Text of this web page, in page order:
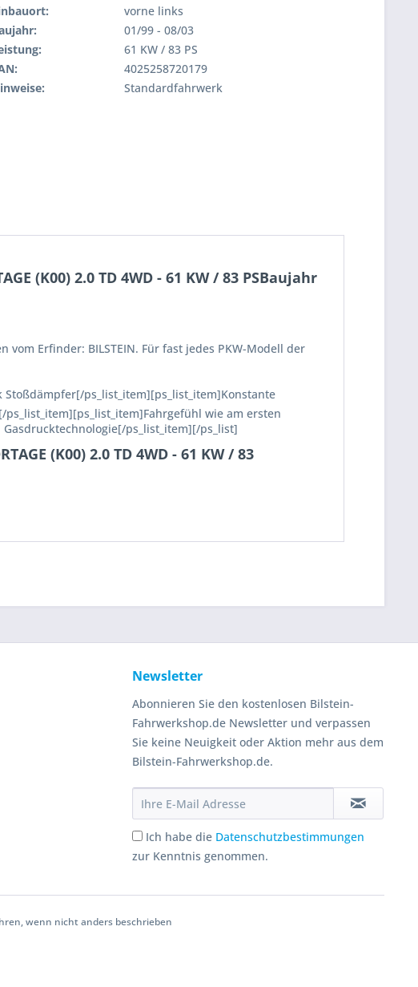
vorne links
01/99 - 08/03
61 KW / 83 PS
4025258720179
Standardfahrwerk
(K00) 2.0 TD 4WD - 61 KW / 83 PSBaujahr
Erfinder: BILSTEIN. Für fast jedes PKW-Modell der
Stoßdämpfer[/ps_list_item][ps_list_item]Konstante
wie am ersten
ps_list_item][/ps_list]
(K00) 2.0 TD 4WD - 61 KW / 83
Newsletter
Abonnieren Sie den kostenlosen Bilstein-
Fahrwerkshop.de Newsletter und verpassen
Sie keine Neuigkeit oder Aktion mehr aus dem
Bilstein-Fahrwerkshop.de.
Ich habe die Datenschutzbestimmungen
zur Kenntnis genommen.
wenn nicht anders beschrieben